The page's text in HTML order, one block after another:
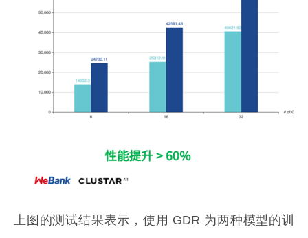
上图的测试结果表示，使用 GDR 为两种模型的训